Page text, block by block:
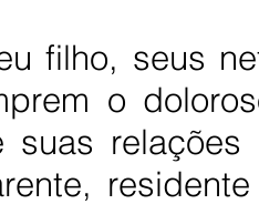
filho, seus
o
suas